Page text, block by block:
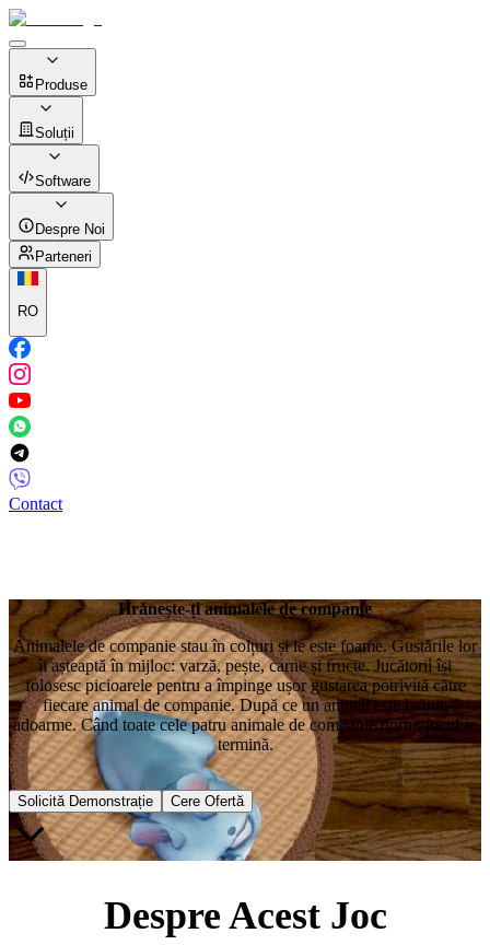
Produse
Soluții
Software
Despre Noi
Parteneri
RO
Contact
Hrănește-ți animalele de companie
Animalele de companie stau în colțuri și le este foame. Gustările lor
îi așteaptă în mijloc: varză, pește, carne și fructe. Jucătorii își
folosesc picioarele pentru a împinge ușor gustarea potrivită către
fiecare animal de companie. După ce un animal este hrănit,
adoarme. Când toate cele patru animale de companie dorm, jocul se
termină.
Solicită Demonstrație Cere Ofertă
Despre Acest Joc